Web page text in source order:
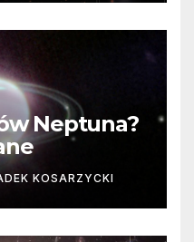
Neptuna?
KOSARZYCKI